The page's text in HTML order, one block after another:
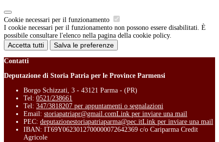
Cookie necessari per il funzionamento
I cookie necessari per il funzionamento non possono essere disabilitati. È
possibile consultare l'elenco nella pagina della cookie policy.
Accetta tutti Salva le preferenze
Contatti
Deputazione di Storia Patria per le Province Parmensi
Borgo Schizzati, 3 - 43121 Parma - (PR)
Tel: 0521/238661
Tel: 347/3818207 per appuntamenti o segnalazioni
Email: storiapatriapr@gmail.comLink per inviare una mail
PEC: deputazionestoriapatriaparma@pec.itLink per inviare una mail
IBAN: IT69Y0623012700000072642369 c/o Cariparma Credit
Agricole